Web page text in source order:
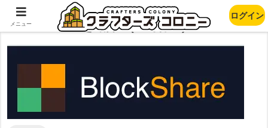
BlockShareを紹介 (一時休止)
メニュー
ログイン